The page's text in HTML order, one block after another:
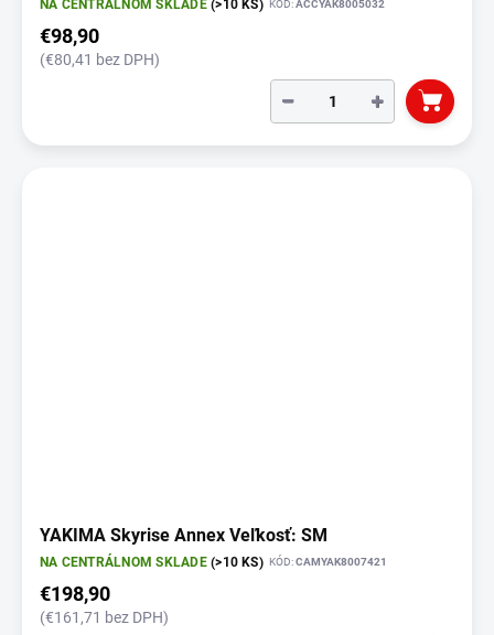
NA CENTRÁLNOM SKLADE(>10 KS) KÓD:ACCYAK8005032
€98,90
(€80,41 bez DPH)
+
−
YAKIMA Skyrise Annex Veľkosť: SM
NA CENTRÁLNOM SKLADE(>10 KS) KÓD:CAMYAK8007421
€198,90
(€161,71 bez DPH)